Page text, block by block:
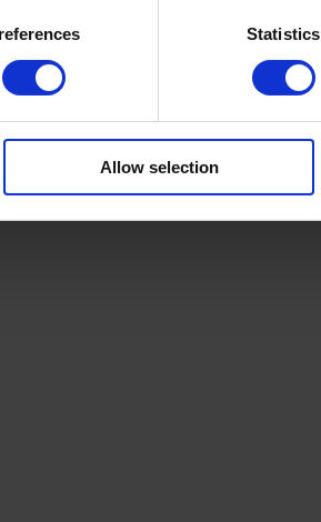
Statistics
Allow selection